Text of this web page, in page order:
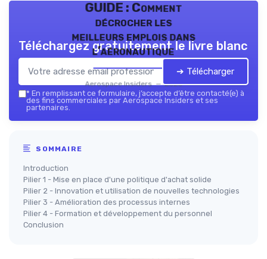
GUIDE : Comment
décrocher les
meilleurs emplois dans
l’aéronautique
Aerospace Insiders — 2026
Téléchargez gratuitement le livre blanc
➔ Télécharger
* En remplissant ce formulaire, j’accepte d’être contacté(e) à
des fins commerciales par Aerospace Insiders et ses
partenaires.
SOMMAIRE
Introduction
Pilier 1 - Mise en place d'une politique d'achat solide
Pilier 2 - Innovation et utilisation de nouvelles technologies
Pilier 3 - Amélioration des processus internes
Pilier 4 - Formation et développement du personnel
Conclusion